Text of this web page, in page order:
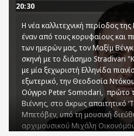
20:30
Η νέα καλλιτεχνική περίοδος
έναν από τους κορυφαίους και
των ημερών μας, τον Μαξίμ
σκηνή με το διάσημο Stradivari
με μία ξεχωριστή Ελληνίδα
εξωτερικό, την Θεοδοσία
Ούγγρο Peter Somodari, πρώτο
Βιέννης, στο άκρως απαιτητικό
Μπετόβεν, υπό τη μουσική
αρχιμουσικού Μιχάλη